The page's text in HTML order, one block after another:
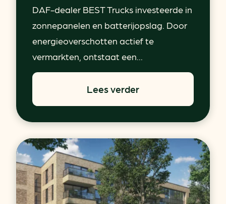
DAF-dealer BEST Trucks investeerde in
zonnepanelen en batterijopslag. Door
energieoverschotten actief te
vermarkten, ontstaat een...
Lees verder